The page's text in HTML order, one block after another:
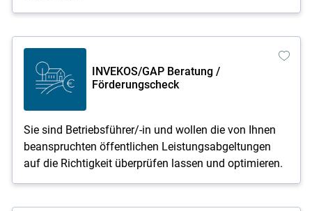
INVEKOS/GAP Beratung /
Förderungscheck
Sie sind Betriebsführer/-in und wollen die von Ihnen
beanspruchten öffentlichen Leistungsabgeltungen
auf die Richtigkeit überprüfen lassen und optimieren.